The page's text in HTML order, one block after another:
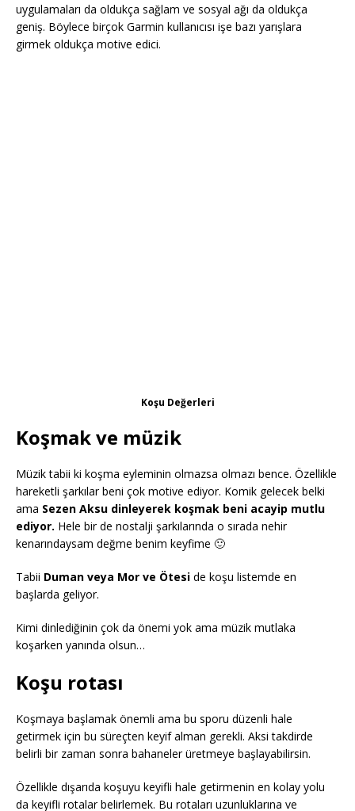
uygulamaları da oldukça sağlam ve sosyal ağı da oldukça
geniş. Böylece birçok Garmin kullanıcısı işe bazı yarışlara
girmek oldukça motive edici.
Koşu Değerleri
Koşmak ve müzik
Müzik tabii ki koşma eyleminin olmazsa olmazı bence. Özellikle
hareketli şarkılar beni çok motive ediyor. Komik gelecek belki
ama Sezen Aksu dinleyerek koşmak beni acayip mutlu
ediyor. Hele bir de nostalji şarkılarında o sırada nehir
kenarındaysam değme benim keyfime 🙂
Tabii Duman veya Mor ve Ötesi de koşu listemde en
başlarda geliyor.
Kimi dinlediğinin çok da önemi yok ama müzik mutlaka
koşarken yanında olsun…
Koşu rotası
Koşmaya başlamak önemli ama bu sporu düzenli hale
getirmek için bu süreçten keyif alman gerekli. Aksi takdirde
belirli bir zaman sonra bahaneler üretmeye başlayabilirsin.
Özellikle dışarıda koşuyu keyifli hale getirmenin en kolay yolu
da keyifli rotalar belirlemek. Bu rotaları uzunluklarına ve